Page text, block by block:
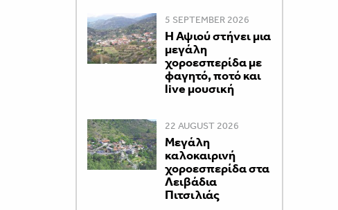
5 SEPTEMBER 2026
Η Αψιού στήνει μια
μεγάλη
χοροεσπερίδα με
φαγητό, ποτό και
live μουσική
22 AUGUST 2026
Μεγάλη
καλοκαιρινή
χοροεσπερίδα στα
Λειβάδια
Πιτσιλιάς